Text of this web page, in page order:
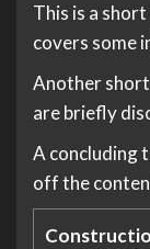
This is a
covers some
Another
are briefly
A concluding
off the